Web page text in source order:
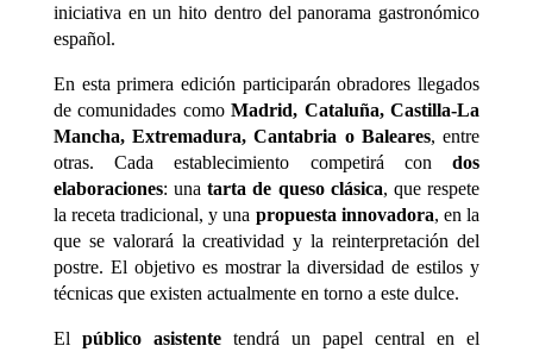
iniciativa en un hito dentro del panorama gastronómico
español.
En esta primera edición participarán obradores llegados
de comunidades comoMadrid, Cataluña, Castilla-La
Mancha, Extremadura, Cantabria o Baleares, entre
otras. Cada establecimiento competirá condos
elaboraciones: unatarta de queso clásica, que respete
la receta tradicional, y una propuesta innovadora, en la
que se valorará la creatividad y la reinterpretación del
postre. El objetivo es mostrar la diversidad de estilos y
técnicas que existen actualmente en torno a este dulce.
El público asistentetendrá un papel central en el